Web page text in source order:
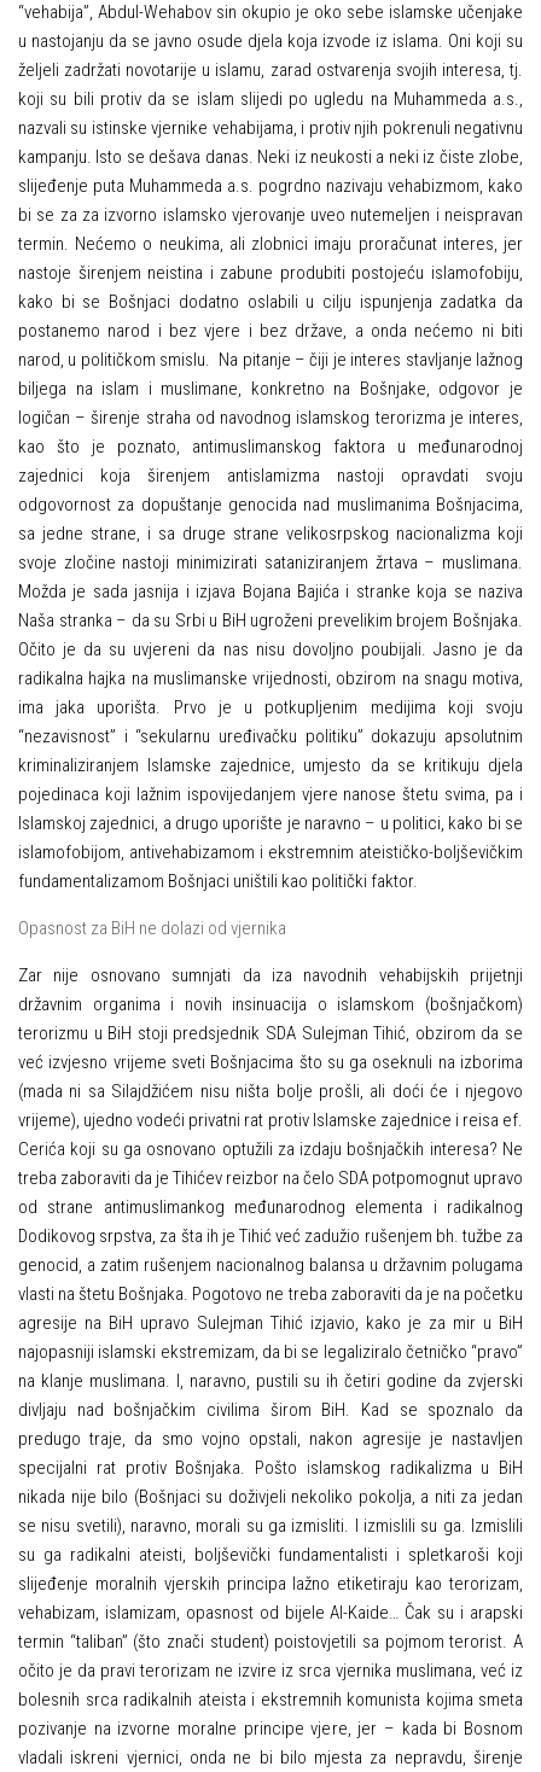
“vehabija”, Abdul-Wehabov sin okupio je oko sebe islamske učenjake
u nastojanju da se javno osude djela koja izvode iz islama. Oni koji su
željeli zadržati novotarije u islamu, zarad ostvarenja svojih interesa, tj.
koji su bili protiv da se islam slijedi po ugledu na Muhammeda a.s.,
nazvali su istinske vjernike vehabijama, i protiv njih pokrenuli negativnu
kampanju. Isto se dešava danas. Neki iz neukosti a neki iz čiste zlobe,
slijeđenje puta Muhammeda a.s. pogrdno nazivaju vehabizmom, kako
bi se za za izvorno islamsko vjerovanje uveo nutemeljen i neispravan
termin. Nećemo o neukima, ali zlobnici imaju proračunat interes, jer
nastoje širenjem neistina i zabune produbiti postojeću islamofobiju,
kako bi se Bošnjaci dodatno oslabili u cilju ispunjenja zadatka da
postanemo narod i bez vjere i bez države, a onda nećemo ni biti
narod, u političkom smislu. Na pitanje – čiji je interes stavljanje lažnog
biljega na islam i muslimane, konkretno na Bošnjake, odgovor je
logičan – širenje straha od navodnog islamskog terorizma je interes,
kao što je poznato, antimuslimanskog faktora u međunarodnoj
zajednici koja širenjem antislamizma nastoji opravdati svoju
odgovornost za dopuštanje genocida nad muslimanima Bošnjacima,
sa jedne strane, i sa druge strane velikosrpskog nacionalizma koji
svoje zločine nastoji minimizirati sataniziranjem žrtava – muslimana.
Možda je sada jasnija i izjava Bojana Bajića i stranke koja se naziva
Naša stranka – da su Srbi u BiH ugroženi prevelikim brojem Bošnjaka.
Očito je da su uvjereni da nas nisu dovoljno poubijali. Jasno je da
radikalna hajka na muslimanske vrijednosti, obzirom na snagu motiva,
ima jaka uporišta. Prvo je u potkupljenim medijima koji svoju
“nezavisnost” i “sekularnu uređivačku politiku” dokazuju apsolutnim
kriminaliziranjem Islamske zajednice, umjesto da se kritikuju djela
pojedinaca koji lažnim ispovijedanjem vjere nanose štetu svima, pa i
Islamskoj zajednici, a drugo uporište je naravno – u politici, kako bi se
islamofobijom, antivehabizamom i ekstremnim ateističko-boljševičkim
fundamentalizamom Bošnjaci uništili kao politički faktor.
Opasnost za BiH ne dolazi od vjernika
Zar nije osnovano sumnjati da iza navodnih vehabijskih prijetnji
državnim organima i novih insinuacija o islamskom (bošnjačkom)
terorizmu u BiH stoji predsjednik SDA Sulejman Tihić, obzirom da se
već izvjesno vrijeme sveti Bošnjacima što su ga oseknuli na izborima
(mada ni sa Silajdžićem nisu ništa bolje prošli, ali doći će i njegovo
vrijeme), ujedno vodeći privatni rat protiv Islamske zajednice i reisa ef.
Cerića koji su ga osnovano optužili za izdaju bošnjačkih interesa? Ne
treba zaboraviti da je Tihićev reizbor na čelo SDA potpomognut upravo
od strane antimuslimankog međunarodnog elementa i radikalnog
Dodikovog srpstva, za šta ih je Tihić već zadužio rušenjem bh. tužbe za
genocid, a zatim rušenjem nacionalnog balansa u državnim polugama
vlasti na štetu Bošnjaka. Pogotovo ne treba zaboraviti da je na početku
agresije na BiH upravo Sulejman Tihić izjavio, kako je za mir u BiH
najopasniji islamski ekstremizam, da bi se legaliziralo četničko “pravo”
na klanje muslimana. I, naravno, pustili su ih četiri godine da zvjerski
divljaju nad bošnjačkim civilima širom BiH. Kad se spoznalo da
predugo traje, da smo vojno opstali, nakon agresije je nastavljen
specijalni rat protiv Bošnjaka. Pošto islamskog radikalizma u BiH
nikada nije bilo (Bošnjaci su doživjeli nekoliko pokolja, a niti za jedan
se nisu svetili), naravno, morali su ga izmisliti. I izmislili su ga. Izmislili
su ga radikalni ateisti, boljševički fundamentalisti i spletkaroši koji
slijeđenje moralnih vjerskih principa lažno etiketiraju kao terorizam,
vehabizam, islamizam, opasnost od bijele Al-Kaide… Čak su i arapski
termin “taliban” (što znači student) poistovjetili sa pojmom terorist. A
očito je da pravi terorizam ne izvire iz srca vjernika muslimana, već iz
bolesnih srca radikalnih ateista i ekstremnih komunista kojima smeta
pozivanje na izvorne moralne principe vjere, jer – kada bi Bosnom
vladali iskreni vjernici, onda ne bi bilo mjesta za nepravdu, širenje